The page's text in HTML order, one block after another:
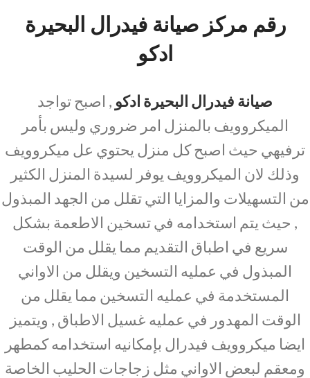
رقم مركز صيانة فيدرال البحيرة
ادكو
صيانة فيدرال البحيرة ادكو , اصبح تواجد
الميكروويف بالمنزل امر ضروري وليس بأمر
ترفيهي حيث اصبح كل منزل يحتوي عل ميكروويف
وذلك لان الميكروويف يوفر لسيدة المنزل الكثير
من التسهيلات والمزايا التي تقلل من الجهد المبذول
, حيث يتم استخدامه في تسخين الاطعمة بشكل
سريع في اطباق التقديم مما يقلل من الوقت
المبذول في عمليه التسخين ويقلل من الاواني
المستخدمة في عمليه التسخين مما يقلل من
الوقت المهدور في عمليه غسيل الاطباق , ويتميز
ايضا ميكروويف فيدرال بإمكانيه استخدامه كمطهر
ومعقم لبعض الاواني مثل زجاجات الحليب الخاصة